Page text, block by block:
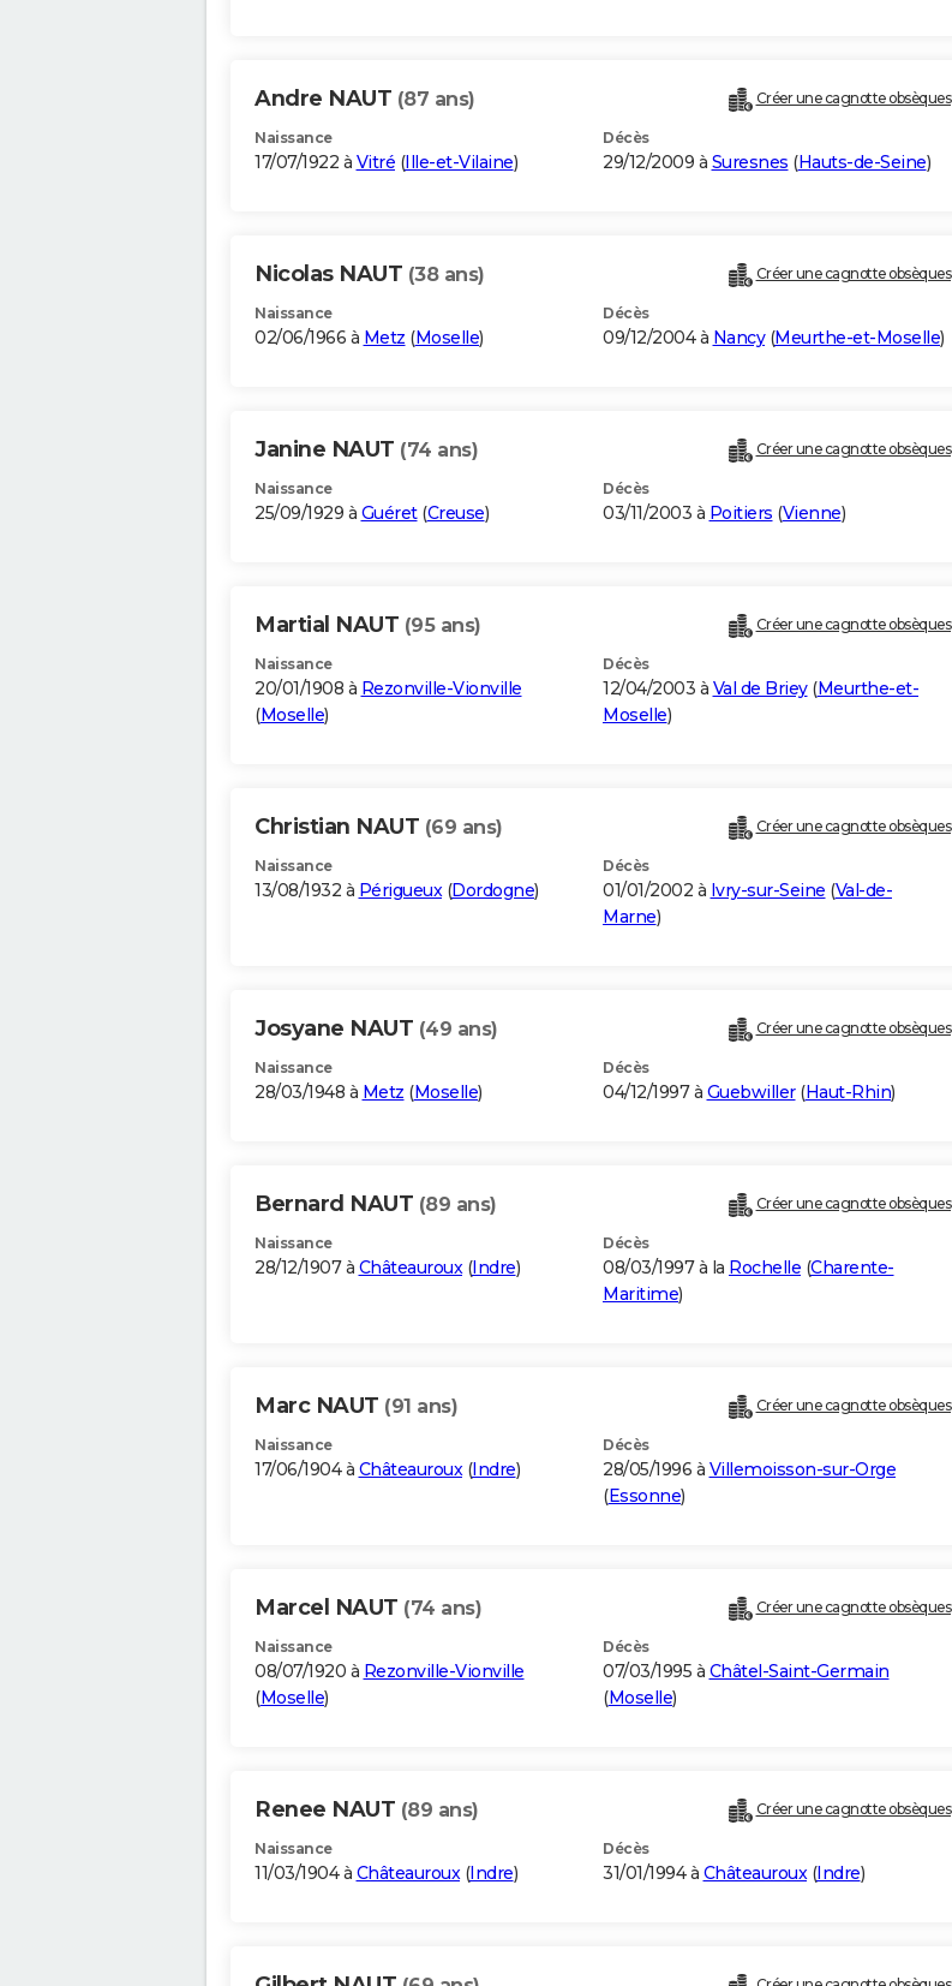
Andre NAUT (87 ans) Créer une cagnotte obsèques
Naissance
17/07/1922 à Vitré (Ille-et-Vilaine)
Décès
29/12/2009 à Suresnes (Hauts-de-Seine)
Nicolas NAUT (38 ans) Créer une cagnotte obsèques
Naissance
02/06/1966 à Metz (Moselle)
Décès
09/12/2004 à Nancy(Meurthe-et-Moselle)
Janine NAUT (74 ans) Créer une cagnotte obsèques
Naissance
25/09/1929 à Guéret(Creuse)
Décès
03/11/2003 à Poitiers (Vienne)
Martial NAUT (95 ans) Créer une cagnotte obsèques
Naissance
20/01/1908 à Rezonville-Vionville
(Moselle)
Décès
12/04/2003 à Val de Briey(Meurthe-et-
Moselle)
Christian NAUT (69 ans) Créer une cagnotte obsèques
Naissance
13/08/1932 à Périgueux(Dordogne)
Décès
01/01/2002 à Ivry-sur-Seine (Val-de-
Marne)
Josyane NAUT (49 ans) Créer une cagnotte obsèques
Naissance
28/03/1948 à Metz (Moselle)
Décès
04/12/1997 à Guebwiller(Haut-Rhin)
Bernard NAUT (89 ans) Créer une cagnotte obsèques
Naissance
28/12/1907 à Châteauroux(Indre)
Décès
08/03/1997 à la Rochelle (Charente-
Maritime)
Marc NAUT (91 ans) Créer une cagnotte obsèques
Naissance
17/06/1904 à Châteauroux(Indre)
Décès
28/05/1996 à Villemoisson-sur-Orge
(Essonne)
Marcel NAUT (74 ans) Créer une cagnotte obsèques
Naissance
08/07/1920 à Rezonville-Vionville
(Moselle)
Décès
07/03/1995 à Châtel-Saint-Germain
(Moselle)
Renee NAUT (89 ans) Créer une cagnotte obsèques
Naissance
11/03/1904 à Châteauroux(Indre)
Décès
31/01/1994 à Châteauroux(Indre)